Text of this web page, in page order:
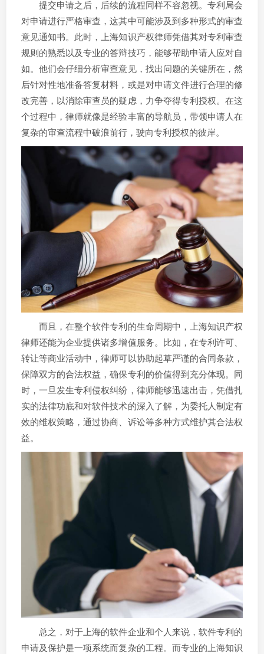
提交申请之后，后续的流程同样不容忽视。专利局会
对申请进行严格审查，这其中可能涉及到多种形式的审查
意见通知书。此时，上海知识产权律师凭借其对专利审查
规则的熟悉以及专业的答辩技巧，能够帮助申请人应对自
如。他们会仔细分析审查意见，找出问题的关键所在，然
后针对性地准备答复材料，或是对申请文件进行合理的修
改完善，以消除审查员的疑虑，力争夺得专利授权。在这
个过程中，律师就像是经验丰富的导航员，带领申请人在
复杂的审查流程中破浪前行，驶向专利授权的彼岸。
而且，在整个软件专利的生命周期中，上海知识产权
律师还能为企业提供诸多增值服务。比如，在专利许可、
转让等商业活动中，律师可以协助起草严谨的合同条款，
保障双方的合法权益，确保专利的价值得到充分体现。同
时，一旦发生专利侵权纠纷，律师能够迅速出击，凭借扎
实的法律功底和对软件技术的深入了解，为委托人制定有
效的维权策略，通过协商、诉讼等多种方式维护其合法权
益。
总之，对于上海的软件企业和个人来说，软件专利的
申请及保护是一项系统而复杂的工程。而专业的上海知识